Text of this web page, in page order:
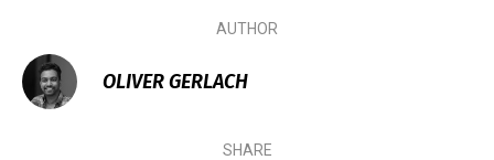
AUTHOR
OLIVER GERLACH
SHARE